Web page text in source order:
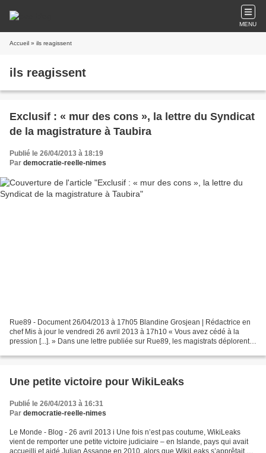
MENU
Accueil » ils reagissent
ils reagissent
Exclusif : « mur des cons », la lettre du Syndicat
de la magistrature à Taubira
Publié le 26/04/2013 à 18:19
Par democratie-reelle-nimes
Rue89 - Document 26/04/2013 à 17h05 Blandine Grosjean | Rédactrice en
chef Mis à jour le vendredi 26 avril 2013 à 17h10 « Vous avez cédé à la
pression [...]. » Dans une lettre publiée sur Rue89, les magistrats déplorent
Une petite victoire pour WikiLeaks
Publié le 26/04/2013 à 16:31
Par democratie-reelle-nimes
Le Monde - Blog - 26 avril 2013 i Une fois n’est pas coutume, WikiLeaks
vient de remporter une petite victoire judiciaire – en Islande, pays qui avait
accueilli et aidé Julian Assange en 2010, alors que WikiLeaks s’apprêtait à